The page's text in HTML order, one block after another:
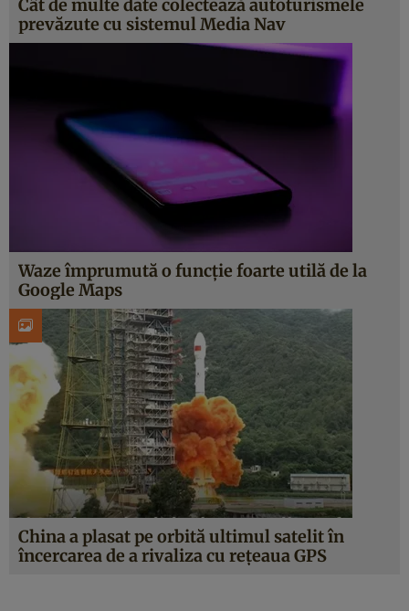
Cât de multe date colectează autoturismele
prevăzute cu sistemul Media Nav
Waze împrumută o funcţie foarte utilă de la
Google Maps
China a plasat pe orbită ultimul satelit în
încercarea de a rivaliza cu rețeaua GPS